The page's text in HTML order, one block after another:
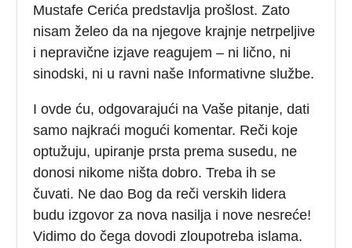
Mustafe Cerića predstavlja prošlost. Zato
nisam želeo da na njegove krajnje netrpeljive
i nepravične izjave reagujem – ni lično, ni
sinodski, ni u ravni naše Informativne službe.
I ovde ću, odgovarajući na Vaše pitanje, dati
samo najkraći mogući komentar. Reči koje
optužuju, upiranje prsta prema susedu, ne
donosi nikome ništa dobro. Treba ih se
čuvati. Ne dao Bog da reči verskih lidera
budu izgovor za nova nasilja i nove nesreće!
Vidimo do čega dovodi zloupotreba islama.